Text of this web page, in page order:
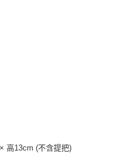
高13cm (不含提把)